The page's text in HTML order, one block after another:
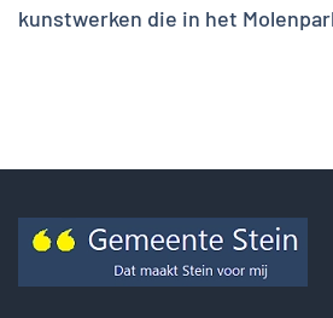
kunstwerken die in het